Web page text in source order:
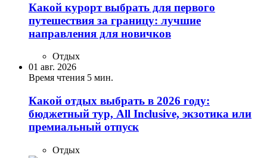
Какой курорт выбрать для первого
путешествия за границу: лучшие
направления для новичков
Отдых
01 авг. 2026
Время чтения 5 мин.
Какой отдых выбрать в 2026 году:
бюджетный тур, All Inclusive, экзотика или
премиальный отпуск
Отдых